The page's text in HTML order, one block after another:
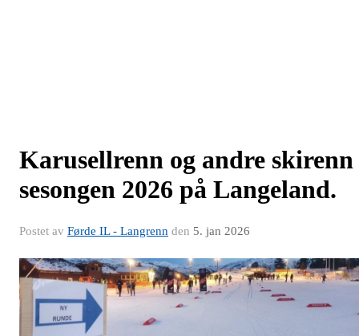
Karusellrenn og andre skirenn
sesongen 2026 på Langeland.
Postet av Førde IL - Langrenn den 5. jan 2026